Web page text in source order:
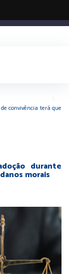
convivência terá que
durante
morais